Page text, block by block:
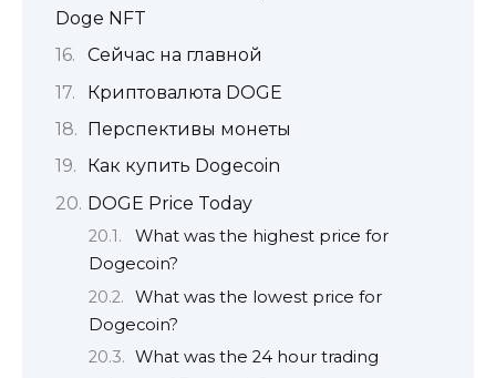
Doge NFT
Сейчас на главной
Криптовалюта DOGE
Перспективы монеты
Как купить Dogecoin
DOGE Price Today
What was the highest price for
Dogecoin?
What was the lowest price for
Dogecoin?
What was the 24 hour trading